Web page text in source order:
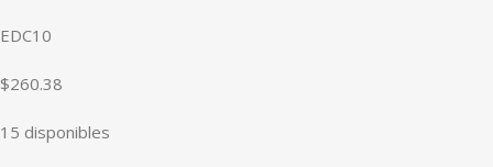
EDC10
$260.38
15 disponibles